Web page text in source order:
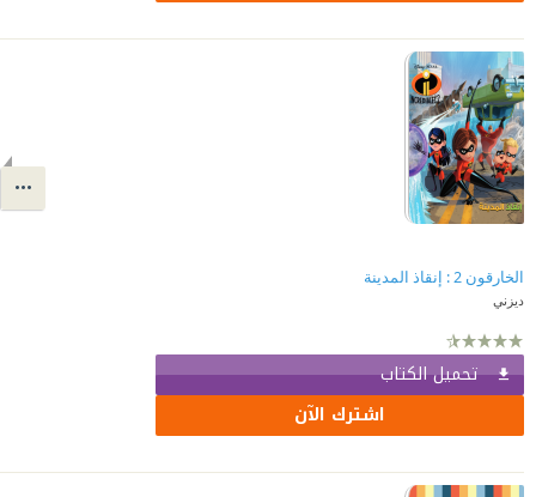
الخارقون 2 : إنقاذ المدينة
ديزني
تحميل الكتاب
اشترك الآن